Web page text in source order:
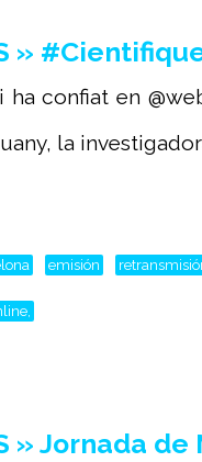
»
ha confiat en
la
emisión
» Jornada